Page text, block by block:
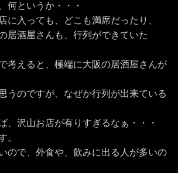
何というか・・・
に入っても、どこも満席だったり、
居酒屋さんも、行列ができていた
考えると、極端に大阪の居酒屋さんが
うのですが、なぜか行列が出来ている
、沢山お店が有りすぎるなぁ・・・
。
ので、外食や、飲みに出る人が多いの